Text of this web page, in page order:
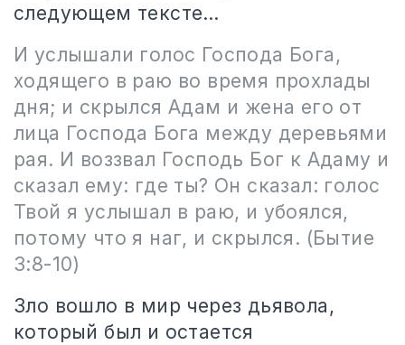
следующем тексте…
И услышали голос Господа Бога,
ходящего в раю во время прохлады
дня; и скрылся Адам и жена его от
лица Господа Бога между деревьями
рая. И воззвал Господь Бог к Адаму и
сказал ему: где ты? Он сказал: голос
Твой я услышал в раю, и убоялся,
потому что я наг, и скрылся. (Бытие
3:8-10)
Зло вошло в мир через дьявола,
который был и остается